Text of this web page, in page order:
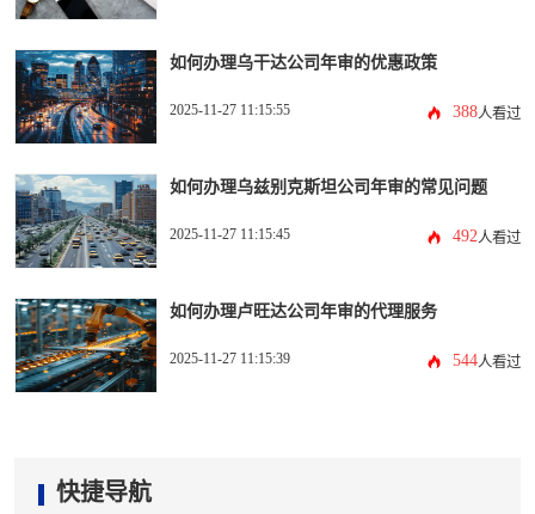
如何办理乌干达公司年审的优惠政策
2025-11-27 11:15:55 388人看过
如何办理乌兹别克斯坦公司年审的常见问题
2025-11-27 11:15:45 492人看过
如何办理卢旺达公司年审的代理服务
2025-11-27 11:15:39 544人看过
快捷导航